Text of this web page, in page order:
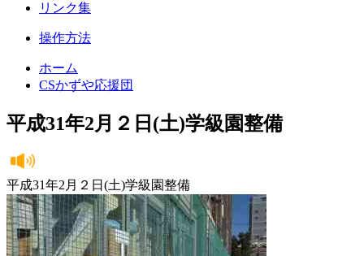
リンク集
操作方法
ホーム
CSかずや応援団
平成31年2月２日(土)学級園整備
平成31年2月２日(土)学級園整備